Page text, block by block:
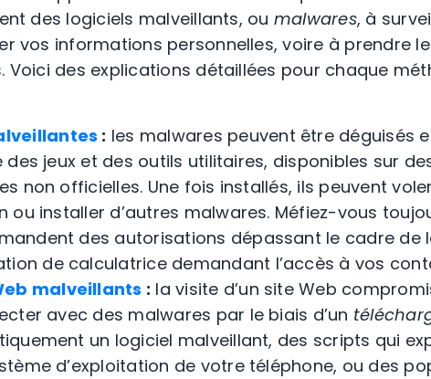
des logiciels malveillants, ou malwares, à
vos informations personnelles, voire à prendre
des explications détaillées pour chaque
: les malwares peuvent être déguisés
des jeux et des outils utilitaires, disponibles sur
non officielles. Une fois installés, ils peuvent
ou installer d’autres malwares. Méfiez-vous
des autorisations dépassant le cadre de
de calculatrice demandant l’accès à vos
malveillants : la visite d’un site Web
avec des malwares par le biais d’un
un logiciel malveillant, des scripts qui
d’exploitation de votre téléphone, ou des